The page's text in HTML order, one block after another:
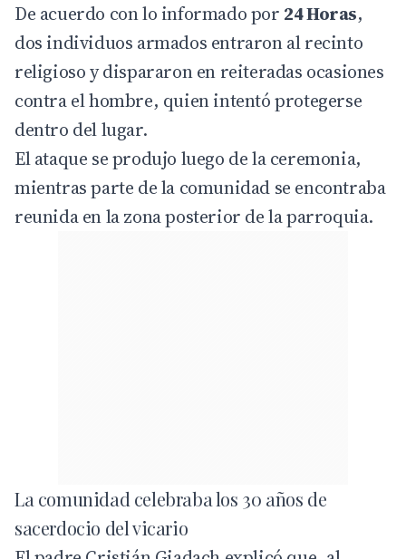
De acuerdo con lo informado por 24 Horas,
dos individuos armados entraron al recinto
religioso y dispararon en reiteradas ocasiones
contra el hombre, quien intentó protegerse
dentro del lugar.
El ataque se produjo luego de la ceremonia,
mientras parte de la comunidad se encontraba
reunida en la zona posterior de la parroquia.
La comunidad celebraba los 30 años de
sacerdocio del vicario